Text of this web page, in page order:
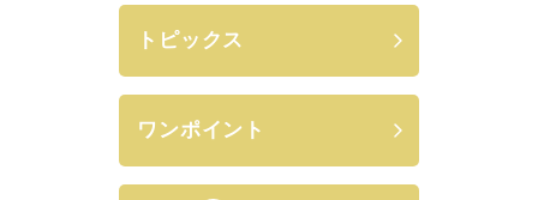
トピックス
ワンポイント